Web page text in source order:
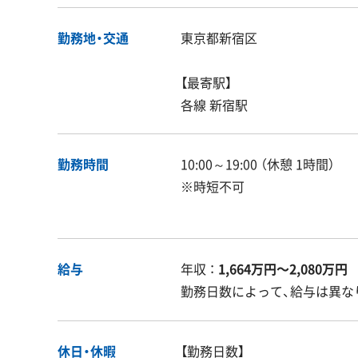
勤務地・交通 東京都新宿区
【最寄駅】
各線 新宿駅
勤務時間
10:00～19:00 （休憩 1時間）
※時短不可
給与 年収 ： 1,664万円〜2,080万円
勤務日数によって、給与は異
休日・休暇 【勤務日数】